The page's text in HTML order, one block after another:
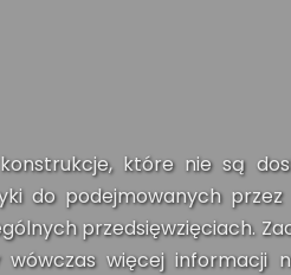
które nie są
do podejmowanych przez
przedsięwzięciach.
więcej informacji